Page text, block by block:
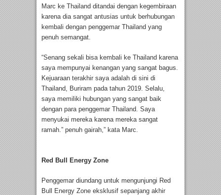
Marc ke Thailand ditandai dengan kegembiraan
karena dia sangat antusias untuk berhubungan
kembali dengan penggemar Thailand yang
penuh semangat.
“Senang sekali bisa kembali ke Thailand karena
saya mempunyai kenangan yang sangat bagus.
Kejuaraan terakhir saya adalah di sini di
Thailand, Buriram pada tahun 2019. Selalu,
saya memiliki hubungan yang sangat baik
dengan para penggemar Thailand. Saya
menyukai mereka karena mereka sangat
ramah.” penuh gairah,” kata Marc.
Red Bull Energy Zone
Penggemar diundang untuk mengunjungi Red
Bull Energy Zone eksklusif sepanjang akhir